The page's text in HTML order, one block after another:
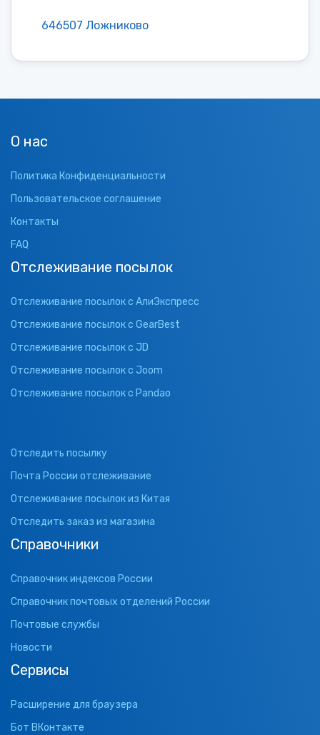
646507 Ложниково
О нас
Политика Конфиденциальности
Пользовательское соглашение
Контакты
FAQ
Отслеживание посылок
Отслеживание посылок с АлиЭкспресс
Отслеживание посылок с GearBest
Отслеживание посылок с JD
Отслеживание посылок с Joom
Отслеживание посылок с Pandao
Отследить посылку
Почта России отслеживание
Отслеживание посылок из Китая
Отследить заказ из магазина
Справочники
Справочник индексов России
Справочник почтовых отделений России
Почтовые службы
Новости
Сервисы
Расширение для браузера
Бот ВКонтакте